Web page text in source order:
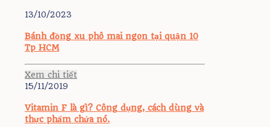
13/10/2023
Bánh đồng xu phô mai ngon tại quận 10
Tp HCM
Xem chi tiết
15/11/2019
Vitamin F là gì? Công dụng, cách dùng và
thực phẩm chứa nó.